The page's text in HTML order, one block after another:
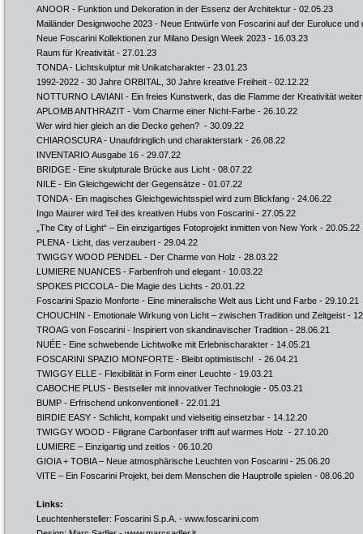
ANOOR - Funktion und Dekoration in der Essenz der Architektur - 02.05.23
Mailänder Designwoche 2023 - Neue Entwürfe von Foscarini auf der Euroluce und
Neue Foscarini Kollektionen zur Milano Design Week 2023 - 16.03.23
Raum für Kreativität - 27.01.23
TONDA - Lichtskulptur mit Unikatcharakter - 23.01.23
1992-2022 - 30 Jahre ORBITAL, 30 Jahre kreative Freiheit - 02.12.22
NOTTURNO LAVIANI - Ein freies Kunstwerk, das die Flamme der Kreativität
APLOMB ANTHRAZIT - Vom Charme einer Nicht-Farbe - 26.10.22
Wer wird hier gleich an die Decke gehen? - 30.09.22
CHIAROSCURA - Unaufdringlich und charakterstark - 26.08.22
INVENTARIO Ausgabe 16 - 29.07.22
BRIDGE - Eine skulpturale Brücke aus Licht - 08.07.22
NILE - Ein Gleichgewicht der Gegensätze - 01.07.22
TONDA - Ein magisches Gleichgewichtsspiel wird zum Blickfang - 24.06.22
Ingo Maurer wird Teil des kreativen Hubs von Foscarini - 27.05.22
„The City of Light“ – Ein einzigartiges Fotoprojekt inmitten von New York - 20.05.22
PLENA - Licht, das verzaubert - 29.04.22
TWIGGY WOOD PENDEL - Der Charme von Holz - 28.03.22
LUMIERE NUANCES - Farbenfroh und elegant - 10.03.22
SPOKES PICCOLA - Die Magie des Lichts - 20.01.22
Foscarini Spazio Monforte - Eine mineralische Welt aus Licht und Farbe - 29.10.21
CHOUCHIN - Emotionale Wirkung von Licht – zwischen Tradition und Zeitgeist -
TROAG von Foscarini - Inspiriert von skandinavischer Tradition - 28.06.21
NUÉE - Eine schwebende Lichtwolke mit Erlebnischarakter - 14.05.21
FOSCARINI SPAZIO MONFORTE - Bleibt optimistisch! - 26.04.21
TWIGGY ELLE - Flexibilität in Form einer Leuchte - 19.03.21
CABOCHE PLUS - Bestseller mit innovativer Technologie - 05.03.21
BUMP - Erfrischend unkonventionell - 22.01.21
BIRDIE EASY - Schlicht, kompakt und vielseitig einsetzbar - 14.12.20
TWIGGY WOOD - Filigrane Carbonfaser trifft auf warmes Holz - 27.10.20
LUMIERE – Einzigartig und zeitlos - 06.10.20
GIOIA + TOBIA – Neue atmosphärische Leuchten von Foscarini - 25.06.20
VITE – Ein Foscarini Projekt, bei dem Menschen die Hauptrolle spielen - 08.06.20
Links:
Leuchtenhersteller: Foscarini S.p.A. - www.foscarini.com